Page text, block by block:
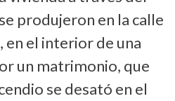
produjeron en la calle
en el interior de una
un matrimonio, que
se desató en el